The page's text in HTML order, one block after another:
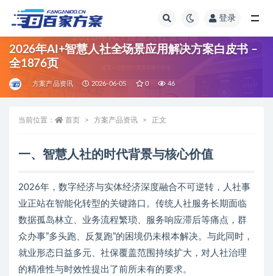
登录
2026年AI+智慧人社全场景应用解决方案白皮书 –
全1876页
方案产品资讯 2026-06-05 0 46
当前位置： 首页 方案产品资讯 正文
一、智慧人社的时代背景与核心价值
2026年，数字经济与实体经济深度融合不可逆转，人社事
业正站在智能化转型的关键路口。传统人社服务长期面临
数据孤岛林立、业务流程繁琐、服务响应滞后等痛点，群
众办事”多头跑、反复跑”的困境仍未根本解决。与此同时，
就业形态日益多元、社保覆盖范围持续扩大，对人社治理
的精准性与时效性提出了前所未有的要求。